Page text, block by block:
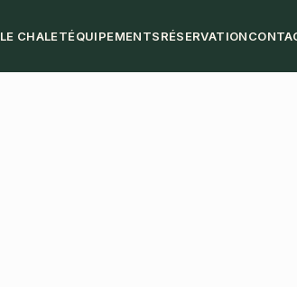
LE CHALETÉQUIPEMENTSRÉSERVATION